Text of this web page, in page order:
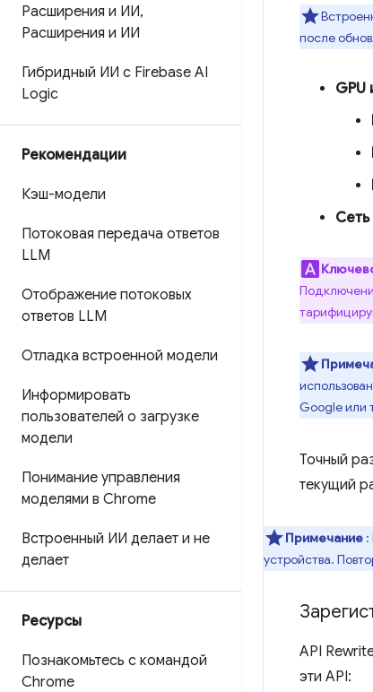
Расширения и ИИ,
Расширения и ИИ
Гибридный ИИ с Firebase AI
Logic
Рекомендации
Кэш-модели
Потоковая передача ответов
LLM
Отображение потоковых
ответов LLM
Отладка встроенной модели
Информировать
пользователей о загрузке
модели
Понимание управления
моделями в Chrome
Встроенный ИИ делает и не
делает
Ресурсы
Познакомьтесь с командой
Chrome
после
GPU
Сеть
Google или
Точный
текущий
Примечание :
устройства.
API
эти API: